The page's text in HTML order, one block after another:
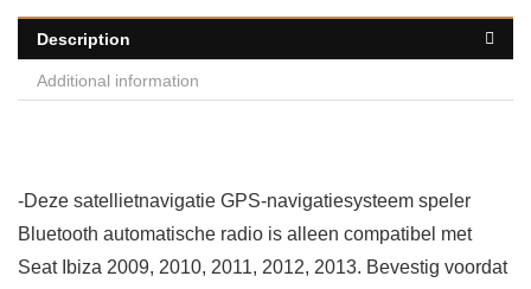
Description
Additional information
-Deze satellietnavigatie GPS-navigatiesysteem speler
Bluetooth automatische radio is alleen compatibel met
Seat Ibiza 2009, 2010, 2011, 2012, 2013. Bevestig voordat